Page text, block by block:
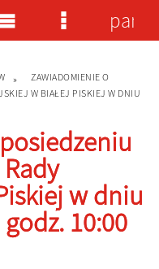
ZAWIADOMIENIE O
W BIAŁEJ PISKIEJ W DNIU
w dniu
10:00
Menu
szczegółowe
panel